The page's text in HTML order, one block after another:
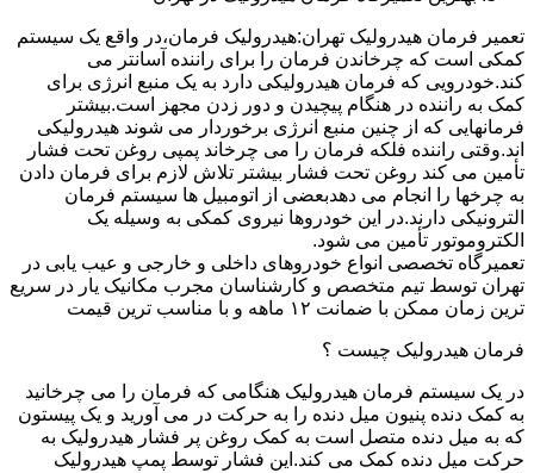
تعمیر فرمان هیدرولیک تهران:هیدرولیک فرمان،در واقع یک سیستم
کمکی است که چرخاندن فرمان را برای راننده آسانتر می
کند.خودرویی که فرمان هیدرولیکی دارد به یک منبع انرژی برای
کمک به راننده در هنگام پیچیدن و دور زدن مجهز است.بیشتر
فرمانهایی که از چنین منبع انرژی برخوردار می شوند هیدرولیکی
اند.وقتی راننده فلکه فرمان را می چرخاند پمپی روغن تحت فشار
تأمین می کند روغن تحت فشار بیشتر تلاش لازم برای فرمان دادن
به چرخها را انجام می دهدبعضی از اتومبیل ها سیستم فرمان
الترونیکی دارند.در این خودروها نیروی کمکی به وسیله یک
الکتروموتور تأمین می شود.
تعمیرگاه تخصصی انواع خودروهای داخلی و خارجی و عیب یابی در
تهران توسط تیم متخصص و کارشناسان مجرب مکانیک یار در سریع
ترین زمان ممکن با ضمانت ۱۲ ماهه و با مناسب ترین قیمت
فرمان هیدرولیک چیست ؟
در یک سیستم فرمان هیدرولیک هنگامی که فرمان را می چرخانید
به کمک دنده پنیون میل دنده را به حرکت در می آورید و یک پیستون
که به میل دنده متصل است به کمک روغن پر فشار هیدرولیک به
حرکت میل دنده کمک می کند.این فشار توسط پمپ هیدرولیک